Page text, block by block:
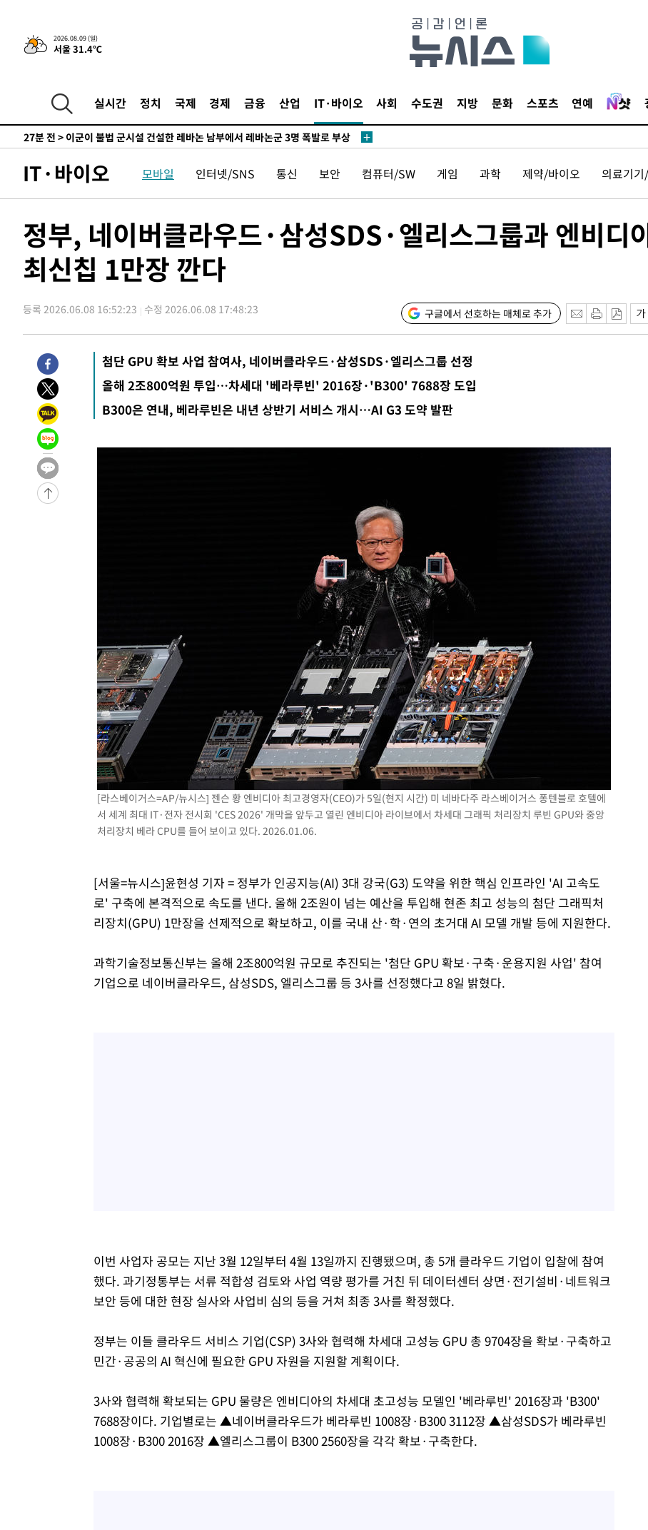
2026.08.09 (일)
서울 31.4℃
실시간 정치 국제 경제 금융 산업 IT·바이오 사회 수도권 지방 문화 스포츠 연예
-22426초 전 >'2경기 연속 침묵' 손흥민, 톨루카전 68분만 뛰고 슈팅 0개
-21178초 전 >이강인, 오늘 서울서 AT마드리드 입단식…'전례 없는 특급대우'
-7531초 전 >
콜롬비아 신임 우파 대통령 취임 하루만에 차량폭탄 폭발 사건
-1125초 전 >
27분 전 > 이군이 불법 군시설 건설한 레바논 남부에서 레바논군 3명 폭발로 부상
1시간 전 > 美 국방부, 켄달 전 공군장관 보안허가 취소…“에어포스원 기밀정보, 언
1시간 전 >‘축구의 신’ 아르헨티나 축구 선수 메시의 부친 지병 별세
-27882초 전 >
[속보]장은수, KLPGA 제주삼다수 역전 우승…데뷔 10년 차에 첫
정상
-23247초 전 >"얼마나 더웠으면"…안동 물길공원서 헤엄친 구렁이 '소동'
-23174초 전 >손흥민, 68분 뛰고 2경기 침묵…LAFC, 톨루카에 1-0 승리(종합)
-21198초 전 >이강인, 오늘 서울서 AT마드리드 입단식…'전례 없는 특급대우'
-8080초 전 >'여긴 20도, 저긴 50도'…열화상 카메라로 본 폭염 저감시설 '온도
-7551초 전 >
콜롬비아 신임 우파 대통령 취임 하루만에 차량폭탄 폭발 사건
-1145초 전 >
튀르키예 외무장관, "메카 3국 방위협정은 이란이 목표 아냐 " 밝혀
27분 전 >
1시간 전 >
[속보]美중부 사령관, 이스라엘 긴급방문 다중화된 전선 상황 논의
1시간 전 >
론 누출”
1시간 전 >
1시간 전 >
IT·바이오 모바일 인터넷/SNS 통신 보안 컴퓨터/SW 게임 과학 제약/바이오 의료기
정부, 네이버클라우드·삼성SDS·엘리스그룹과 엔비디
최신칩 1만장 깐다
등록 2026.06.08 16:52:23 수정 2026.06.08 17:48:23 구글에서 선호하는 매체로 추가
첨단 GPU 확보 사업 참여사, 네이버클라우드·삼성SDS·엘리스그룹 선정
올해 2조800억원 투입…차세대 '베라루빈' 2016장·'B300' 7688장 도입
B300은 연내, 베라루빈은 내년 상반기 서비스 개시…AI G3 도약 발판
[라스베이거스=AP/뉴시스] 젠슨 황 엔비디아 최고경영자(CEO)가 5일(현지 시간) 미 네바다주 라스베이거스 퐁텐블로 호텔에
서 세계 최대 IT·전자 전시회 'CES 2026' 개막을 앞두고 열린 엔비디아 라이브에서 차세대 그래픽 처리장치 루빈 GPU와 중앙
처리장치 베라 CPU를 들어 보이고 있다. 2026.01.06.
[서울=뉴시스]윤현성 기자 = 정부가 인공지능(AI) 3대 강국(G3) 도약을 위한 핵심 인프라인 'AI 고속도
로' 구축에 본격적으로 속도를 낸다. 올해 2조원이 넘는 예산을 투입해 현존 최고 성능의 첨단 그래픽처
리장치(GPU) 1만장을 선제적으로 확보하고, 이를 국내 산·학·연의 초거대 AI 모델 개발 등에 지원한다.
과학기술정보통신부는 올해 2조800억원 규모로 추진되는 '첨단 GPU 확보·구축·운용지원 사업' 참여
기업으로 네이버클라우드, 삼성SDS, 엘리스그룹 등 3사를 선정했다고 8일 밝혔다.
이번 사업자 공모는 지난 3월 12일부터 4월 13일까지 진행됐으며, 총 5개 클라우드 기업이 입찰에 참여
했다. 과기정통부는 서류 적합성 검토와 사업 역량 평가를 거친 뒤 데이터센터 상면·전기설비·네트워크
보안 등에 대한 현장 실사와 사업비 심의 등을 거쳐 최종 3사를 확정했다.
정부는 이들 클라우드 서비스 기업(CSP) 3사와 협력해 차세대 고성능 GPU 총 9704장을 확보·구축하고
민간·공공의 AI 혁신에 필요한 GPU 자원을 지원할 계획이다.
3사와 협력해 확보되는 GPU 물량은 엔비디아의 차세대 초고성능 모델인 '베라루빈' 2016장과 'B300'
7688장이다. 기업별로는 ▲네이버클라우드가 베라루빈 1008장·B300 3112장 ▲삼성SDS가 베라루빈
1008장·B300 2016장 ▲엘리스그룹이 B300 2560장을 각각 확보·구축한다.